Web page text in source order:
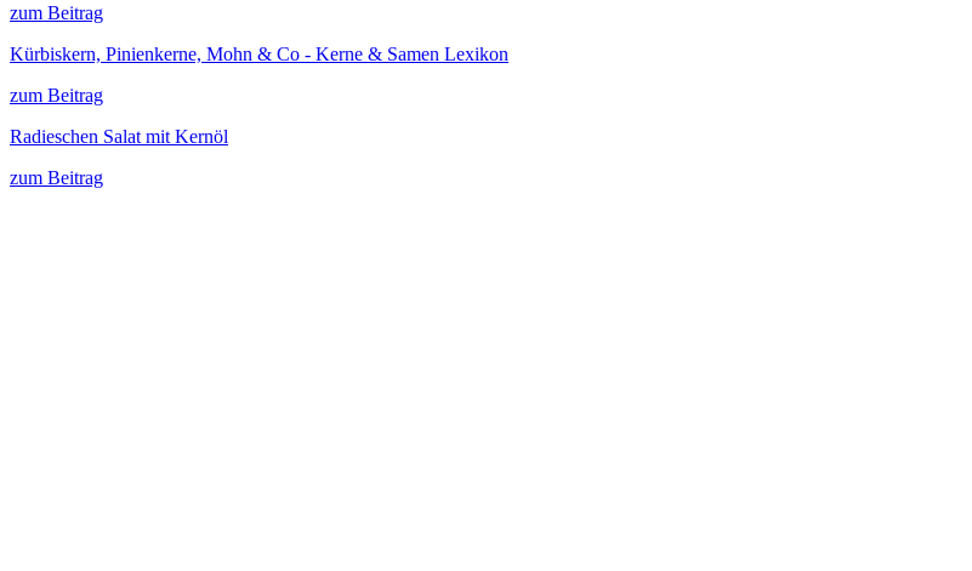
zum Beitrag
Kürbiskern, Pinienkerne, Mohn & Co - Kerne & Samen Lexikon
zum Beitrag
Radieschen Salat mit Kernöl
zum Beitrag